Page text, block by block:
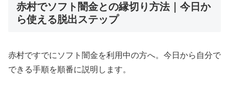
赤村でソフト闇金との縁切り方法｜今日か
ら使える脱出ステップ
赤村ですでにソフト闇金を利用中の方へ。今日から自分で
できる手順を順番に説明します。